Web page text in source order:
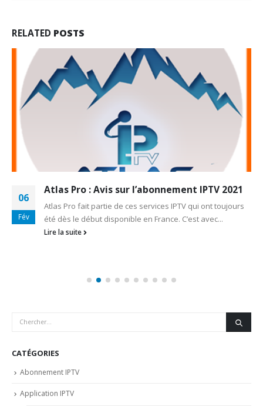
RELATED POSTS
06
Fév
Atlas Pro : Avis sur l’abonnement IPTV 2021
Atlas Pro fait partie de ces services IPTV qui ont toujours
été dès le début disponible en France. C’est avec...
Lire la suite
CATÉGORIES
Abonnement IPTV
Application IPTV